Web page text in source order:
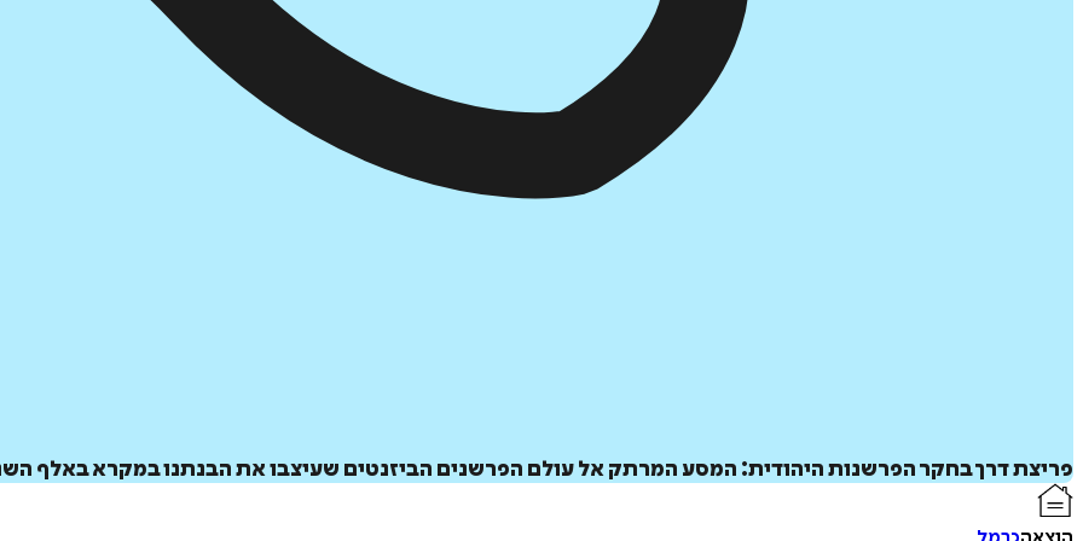
פריצת דרך בחקר הפרשנות היהודית: המסע המרתק אל עולם הפרשנים הביזנטים שעיצבו את הבנתנו במקרא באלף